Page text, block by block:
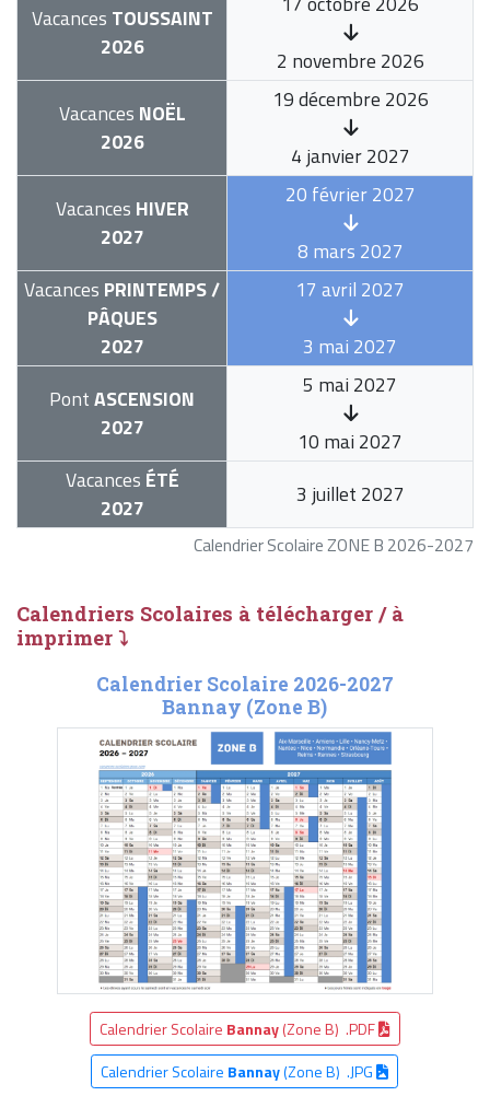
Calendrier Scolaire ZONE B 2026-2027
Vacances TOUSSAINT
2026
2 novembre 2026
Vacances NOËL
2026
19 décembre 2026
4 janvier 2027
Vacances HIVER
2027
20 février 2027
8 mars 2027
Vacances PRINTEMPS /
PÂQUES
2027
17 avril 2027
3 mai 2027
PontASCENSION
2027
5 mai 2027
10 mai 2027
Vacances ÉTÉ
2027
3 juillet 2027
Calendriers Scolaires à télécharger / à
imprimer ⤵
Calendrier Scolaire 2026-2027
Bannay (Zone B)
Calendrier Scolaire Bannay(Zone B) .PDF
Calendrier Scolaire Bannay(Zone B) .JPG